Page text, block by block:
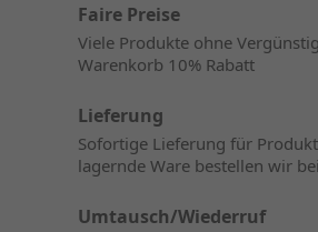
Faire Preise
Viele Produkte ohne
Warenkorb 10% Rabatt
Lieferung
Sofortige Lieferung für
lagernde Ware bestellen wir
Umtausch/Wiederruf